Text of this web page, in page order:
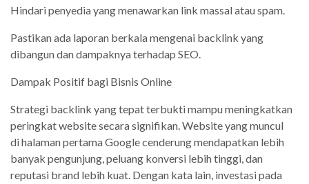
Hindari penyedia yang menawarkan link massal atau spam.
Pastikan ada laporan berkala mengenai backlink yang
dibangun dan dampaknya terhadap SEO.
Dampak Positif bagi Bisnis Online
Strategi backlink yang tepat terbukti mampu meningkatkan
peringkat website secara signifikan. Website yang muncul
di halaman pertama Google cenderung mendapatkan lebih
banyak pengunjung, peluang konversi lebih tinggi, dan
reputasi brand lebih kuat. Dengan kata lain, investasi pada